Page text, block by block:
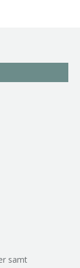
samt